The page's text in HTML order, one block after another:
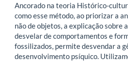
Ancorado na teoria Histórico-
como esse método, ao priorizar a
não de objetos, a explicação sobre
desvelar de comportamentos e
fossilizados, permite desvendar a
desenvolvimento psíquico.